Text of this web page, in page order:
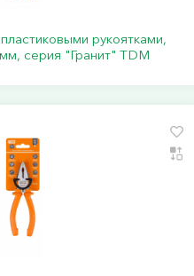
рукоятками,
серия "Гранит" TDM